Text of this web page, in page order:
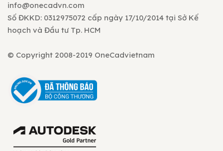
info@onecadvn.com
Số ĐKKD: 0312975072 cấp ngày 17/10/2014 tại Sở Kế
hoạch và Đầu tư Tp. HCM
© Copyright 2008-2019 OneCadvietnam